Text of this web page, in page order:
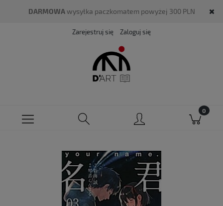
DARMOWAwysyłka paczkomatem powyżej 300 PLN
Zarejestruj się Zaloguj się